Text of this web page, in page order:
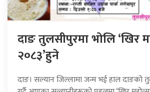
दाङ तुलसीपुरमा भोलि ‘खिर
२०८३’हुने
दाङ। सल्यान जिल्लामा जन्म भई हाल दाङको